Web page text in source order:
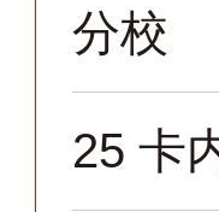
分校
25 卡